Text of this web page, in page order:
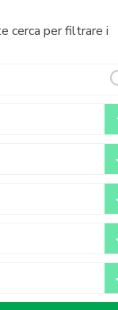
cerca per filtrare i